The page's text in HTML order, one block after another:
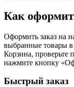
Как
Оформить заказ на
выбранные товары в
Корзина, проверьте
нажмите кнопку
Быстрый заказ